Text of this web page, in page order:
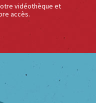
vidéothèque et
accès.